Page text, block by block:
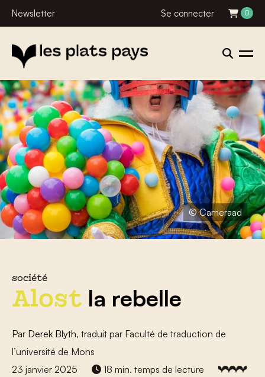
Newsletter Se connecter 0
© Cameraad
société
Alost la rebelle
Par Derek Blyth, traduit par Faculté de traduction de
l’université de Mons
23 janvier 2025
18 min. temps de lecture